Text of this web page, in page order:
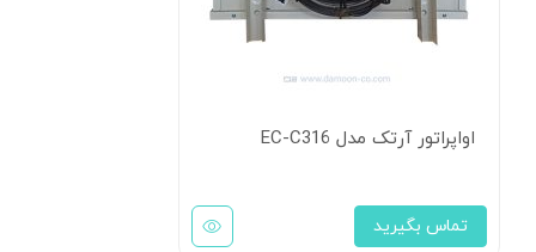
اواپراتور آرتک مدل EC-C316
تماس بگیرید